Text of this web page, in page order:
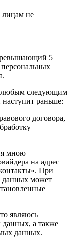
лицам не
5
любым следующим
наступит раньше:
договора,
мною
на адрес
При
данных может
являюсь
данных, а также
данных.